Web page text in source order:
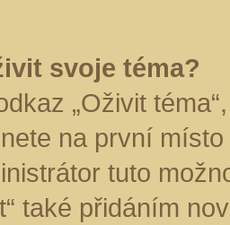
svoje téma?
„Oživit
na první
tuto
také přidáním